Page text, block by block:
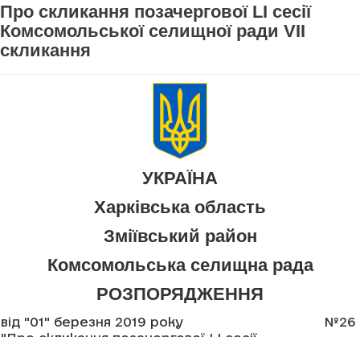
Про скликання позачергової LI сесії
Комсомольської селищної ради VII
скликання
УКРАЇНА
Харківська область
Зміївський район
Комсомольська селищна рада
РОЗПОРЯДЖЕННЯ
від "01" березня 2019 року
№26